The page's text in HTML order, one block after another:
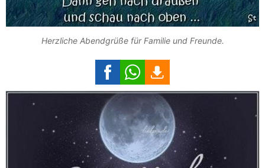
Herzliche Abendgrüße für Familie und Freunde.